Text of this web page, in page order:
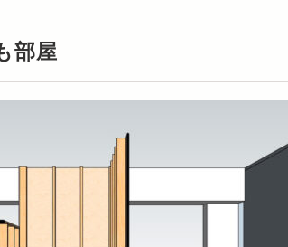
部屋